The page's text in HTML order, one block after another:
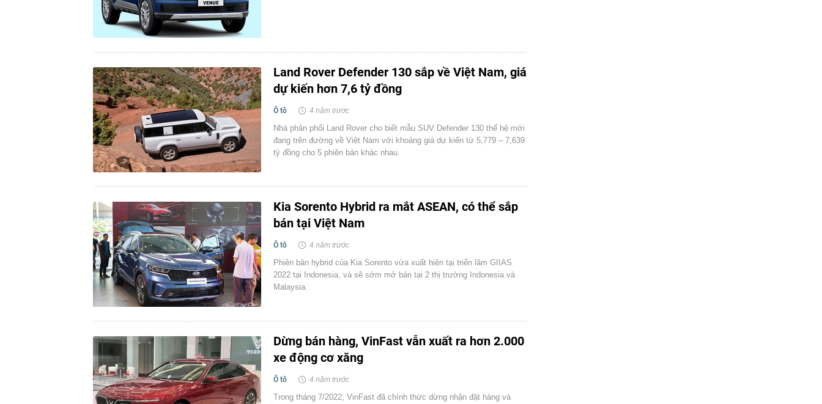
Land Rover Defender 130 sắp về Việt Nam, giá
dự kiến hơn 7,6 tỷ đồng
Ô tô 4 năm trước
Nhà phân phối Land Rover cho biết mẫu SUV Defender 130 thế hệ mới
đang trên đường về Việt Nam với khoảng giá dự kiến từ 5,779 – 7,639
tỷ đồng cho 5 phiên bản khác nhau.
Kia Sorento Hybrid ra mắt ASEAN, có thể sắp
bán tại Việt Nam
Ô tô 4 năm trước
Phiên bản hybrid của Kia Sorento vừa xuất hiện tại triển lãm GIIAS
2022 tại Indonesia, và sẽ sớm mở bán tại 2 thị trường Indonesia và
Malaysia.
Dừng bán hàng, VinFast vẫn xuất ra hơn 2.000
xe động cơ xăng
Ô tô 4 năm trước
Trong tháng 7/2022, VinFast đã chính thức dừng nhận đặt hàng và